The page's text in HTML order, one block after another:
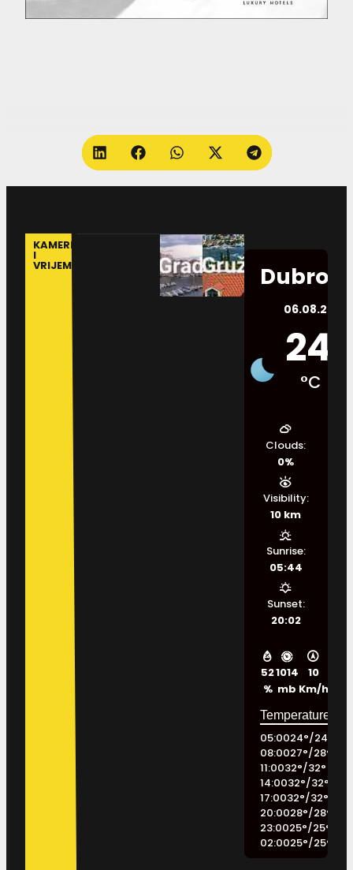
KAMERE
I
VRIJEME
06.08.2026.
24
°C
52
%
1014
mb
10
Km/h
Clouds:
0%
Visibility:
10 km
Sunrise:
05:44
Sunset:
20:02
05:0024°/24
08:0027°/28°
11:0032°/32°
14:0032°/32°
17:0032°/32°
20:0028°/28°
23:0025°/25°
02:0025°/25°